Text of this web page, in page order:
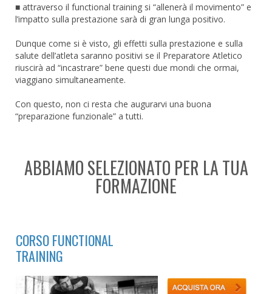
■ attraverso il functional training si “allenerà il movimento” e
l’impatto sulla prestazione sarà di gran lunga positivo.
Dunque come si è visto, gli effetti sulla prestazione e sulla
salute dell’atleta saranno positivi se il Preparatore Atletico
riuscirà ad “incastrare” bene questi due mondi che ormai,
viaggiano simultaneamente.
Con questo, non ci resta che augurarvi una buona
“preparazione funzionale” a tutti.
ABBIAMO SELEZIONATO PER LA TUA
FORMAZIONE
CORSO FUNCTIONAL
TRAINING